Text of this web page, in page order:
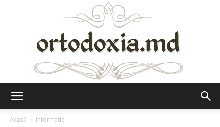
Acasă
informatie